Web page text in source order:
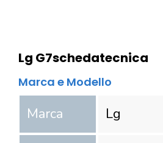
Lg G7schedatecnica
Marca e Modello
Marca Lg